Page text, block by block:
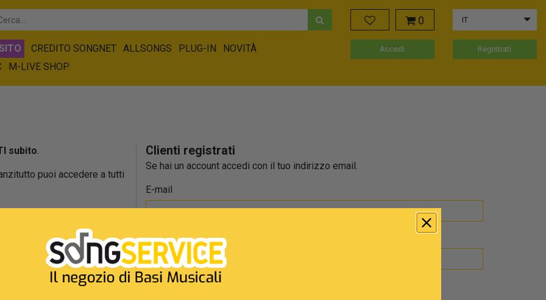
CREDITO SONGNET ALLSONGS PLUG-IN
NOVITÀ
M-LIVE SHOP
0 IT
Accedi Registrati
Clienti registrati
Se hai un account accedi con il tuo indirizzo email.
E-mail
Password
subito.
puoi accedere a tutti
e scaricare i brani del
aggiornato sulla
le promozioni.